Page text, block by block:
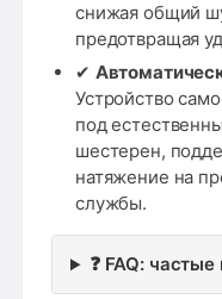
снижая общий
предотвращая
✔
Устройство
под
шестерен,
натяжение на
службы.
❓ FAQ: